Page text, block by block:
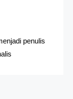
penulis